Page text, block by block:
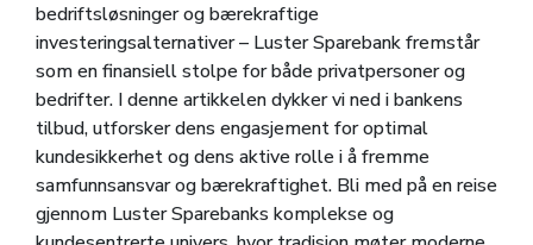
bedriftsløsninger og bærekraftige
investeringsalternativer – Luster Sparebank fremstår
som en finansiell stolpe for både privatpersoner og
bedrifter. I denne artikkelen dykker vi ned i bankens
tilbud, utforsker dens engasjement for optimal
kundesikkerhet og dens aktive rolle i å fremme
samfunnsansvar og bærekraftighet. Bli med på en reise
gjennom Luster Sparebanks komplekse og